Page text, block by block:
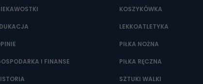
I FINANSE
KOSZYKÓWKA
LEKKOATLETYKA
PIŁKA NOŻNA
PIŁKA RĘCZNA
SZTUKI WALKI